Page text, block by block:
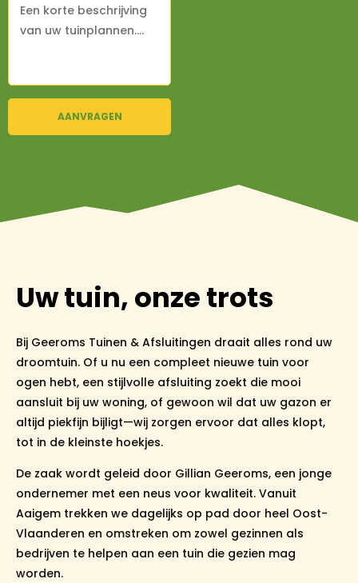
AANVRAGEN
Uw tuin, onze trots
Bij Geeroms Tuinen & Afsluitingen draait alles rond uw
droomtuin. Of u nu een compleet nieuwe tuin voor
ogen hebt, een stijlvolle afsluiting zoekt die mooi
aansluit bij uw woning, of gewoon wil dat uw gazon er
altijd piekfijn bijligt—wij zorgen ervoor dat alles klopt,
tot in de kleinste hoekjes.
De zaak wordt geleid door Gillian Geeroms, een jonge
ondernemer met een neus voor kwaliteit. Vanuit
Aaigem trekken we dagelijks op pad door heel Oost-
Vlaanderen en omstreken om zowel gezinnen als
bedrijven te helpen aan een tuin die gezien mag
worden.